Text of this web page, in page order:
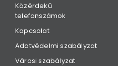
Közérdekű
telefonszámok
Kapcsolat
Adatvédelmi szabályzat
Városi szabályzat